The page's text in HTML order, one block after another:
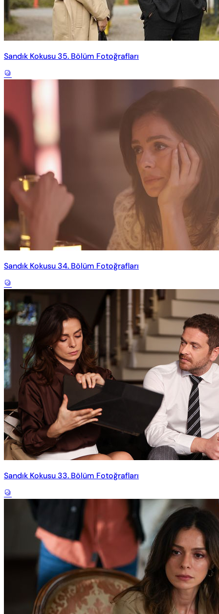
Sandık Kokusu 35. Bölüm Fotoğrafları
Sandık Kokusu 34. Bölüm Fotoğrafları
Sandık Kokusu 33. Bölüm Fotoğrafları